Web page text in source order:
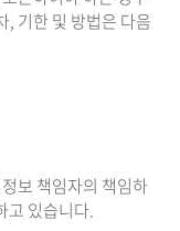
, 기한 및 방법은 다음
보 책임자의 책임하
고 있습니다.